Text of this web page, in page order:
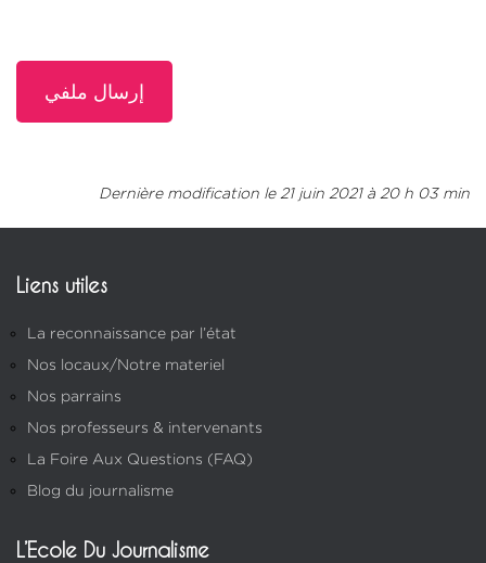
إرسال ملفي
Dernière modification le 21 juin 2021 à 20 h 03 min
Liens utiles
La reconnaissance par l’état
Nos locaux/Notre materiel
Nos parrains
Nos professeurs & intervenants
La Foire Aux Questions (FAQ)
Blog du journalisme
L’Ecole Du Journalisme